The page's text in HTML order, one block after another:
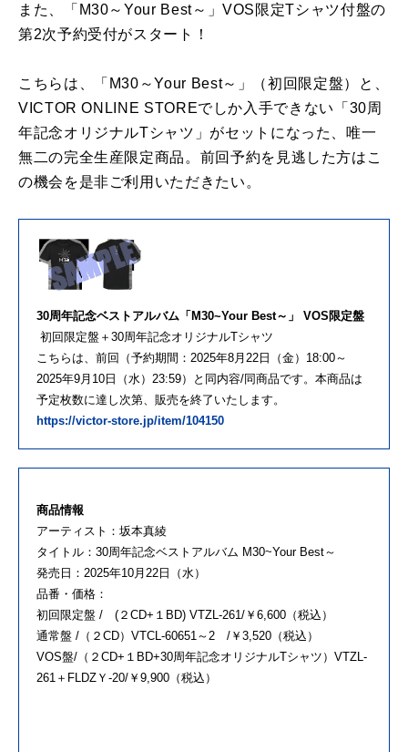
また、「M30～Your Best～」VOS限定Tシャツ付盤の
第2次予約受付がスタート！
こちらは、「M30～Your Best～」（初回限定盤）と、
VICTOR ONLINE STOREでしか入手できない「30周
年記念オリジナルTシャツ」がセットになった、唯一
無二の完全生産限定商品。前回予約を見逃した方はこ
の機会を是非ご利用いただきたい。
30周年記念ベストアルバム「M30~Your Best～」 VOS限定盤
初回限定盤＋30周年記念オリジナルTシャツ
こちらは、前回（予約期間：2025年8月22日（金）18:00～
2025年9月10日（水）23:59）と同内容/同商品です。本商品は
予定枚数に達し次第、販売を終了いたします。
https://victor-store.jp/item/104150
商品情報
アーティスト：坂本真綾
タイトル：30周年記念ベストアルバム M30~Your Best～
発売日：2025年10月22日（水）
品番・価格：
初回限定盤 / (２CD+１BD) VTZL-261/￥6,600（税込）
通常盤 /（２CD）VTCL-60651～2 /￥3,520（税込）
VOS盤/（２CD+１BD+30周年記念オリジナルTシャツ）VTZL-
261＋FLDZＹ-20/￥9,900（税込）